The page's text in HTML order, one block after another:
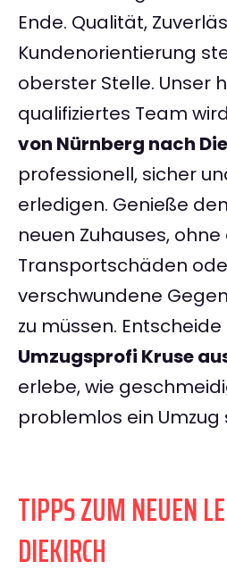
Ende. Qualität,
Kundenorientierung
oberster Stelle. Unser
qualifiziertes Team
von Nürnberg nach
professionell, sicher
erledigen. Genieße
neuen Zuhauses,
Transportschäden
verschwundene
zu müssen.
Umzugsprofi Kruse
erlebe, wie
problemlos ein Umzug
TIPPS ZUM NEUEN
DIEKIRCH